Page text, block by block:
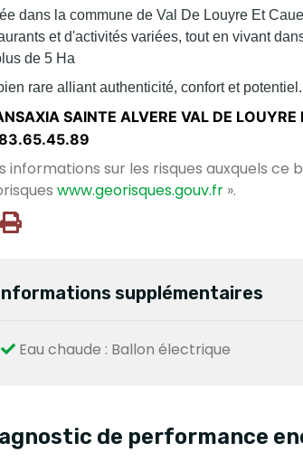
dans la commune de Val De Louyre Et
et d'activités variées, tout en vivant
de 5 Ha
rare alliant authenticité, confort et potentiel.
SAINTE ALVERE VAL DE
informations sur les risques auxquels
www.georisques.gouv.fr ».
supplémentaires
Eau chaude : Ballon électrique
de performance